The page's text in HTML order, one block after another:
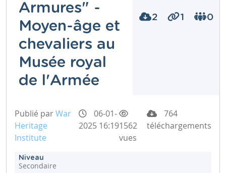
Armures" -
Moyen-âge et
chevaliers au
Musée royal
de l'Armée
2 1 0
Publié parWar
Heritage
Institute
06-01-
2025 16:191562
vues
764
téléchargements
Niveau
Secondaire